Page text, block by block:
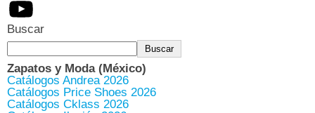
YouTube
Buscar
Buscar
Zapatos y Moda (México)
Catálogos Andrea 2026
Catálogos Price Shoes 2026
Catálogos Cklass 2026